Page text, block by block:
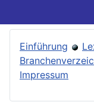
Einführung
Impressum